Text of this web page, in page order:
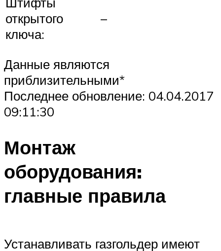
открытого
ключа:
–
Данные являются
приблизительными*
Последнее обновление: 04.04.2017
09:11:30
Монтаж
оборудования:
главные правила
Устанавливать газгольдер имеют